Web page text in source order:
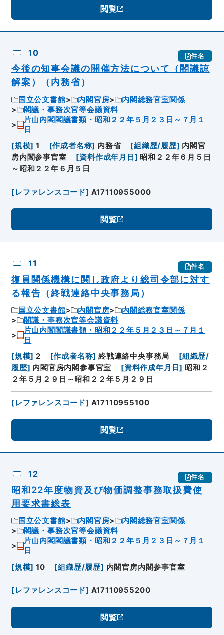
閲覧
10 件名
今後の知事会議の開催方法について（閣議諒
解案）（内務省）
国立公文書館 内閣官房
内閣総務官室関係
閣議・事務次官等会議資料
片山内閣閣議書類・昭和２２年５月２３日～７月１
日
[規模] 1 [作成者名称] 内務省 [組織歴/履歴] 内閣官
房内閣参事官室
[資料作成年月日 ] 昭和２２年６月５日
～昭和２２年６月５日
[レファレンスコード] A17110955000
閲覧
11 件名
復員関係機構に関し政府より総司令部に対す
る報告（終戦連絡中央事務局）
国立公文書館 内閣官房
内閣総務官室関係
閣議・事務次官等会議資料
片山内閣閣議書類・昭和２２年５月２３日～７月１
日
[規模] 2 [作成者名称] 終戦連絡中央事務局 [組織歴/
履歴] 内閣官房内閣参事官室 [資料作成年月日] 昭和２
２年５月２９日～昭和２２年５月２９日
[レファレンスコード] A17110955100
閲覧
12 件名
昭和22年度物資及び物価調整事務取扱費使
用要求書総表
国立公文書館 内閣官房
内閣総務官室関係
閣議・事務次官等会議資料
片山内閣閣議書類・昭和２２年５月２３日～７月１
日
[規模] 10 [組織歴/履歴] 内閣官房内閣参事官室
[レファレンスコード] A17110955200
閲覧